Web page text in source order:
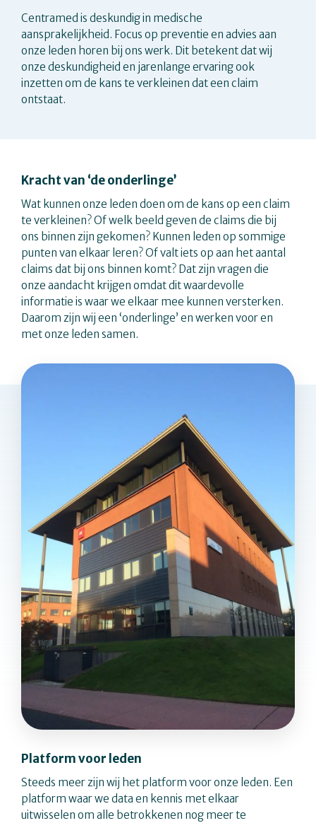
Centramed is deskundig in medische
aansprakelijkheid. Focus op preventie en advies aan
onze leden horen bij ons werk. Dit betekent dat wij
onze deskundigheid en jarenlange ervaring ook
inzetten om de kans te verkleinen dat een claim
ontstaat.
Kracht van ‘de onderlinge’
Wat kunnen onze leden doen om de kans op een claim
te verkleinen? Of welk beeld geven de claims die bij
ons binnen zijn gekomen? Kunnen leden op sommige
punten van elkaar leren? Of valt iets op aan het aantal
claims dat bij ons binnen komt? Dat zijn vragen die
onze aandacht krijgen omdat dit waardevolle
informatie is waar we elkaar mee kunnen versterken.
Daarom zijn wij een ‘onderlinge’ en werken voor en
met onze leden samen.
Platform voor leden
Steeds meer zijn wij het platform voor onze leden. Een
platform waar we data en kennis met elkaar
uitwisselen om alle betrokkenen nog meer te